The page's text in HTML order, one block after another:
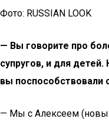
Фото: RUSSIAN LOOK
— Вы говорите про
супругов, и для
вы поспособствовали
— Мы с Алексеем